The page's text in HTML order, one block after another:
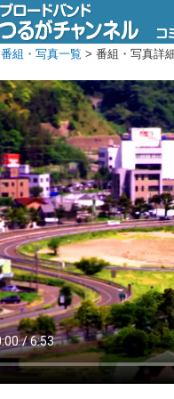
番組・写真一覧 > 番組・写真詳